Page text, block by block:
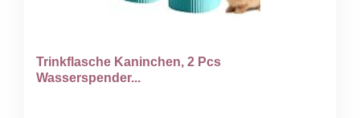
Trinkflasche Kaninchen, 2 Pcs
Wasserspender...